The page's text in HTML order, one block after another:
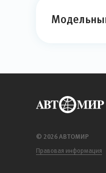
© 2026 АВТОМИР
Правовая информация